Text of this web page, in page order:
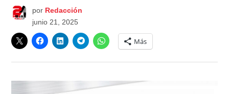
por Redacción
junio 21, 2025
Más